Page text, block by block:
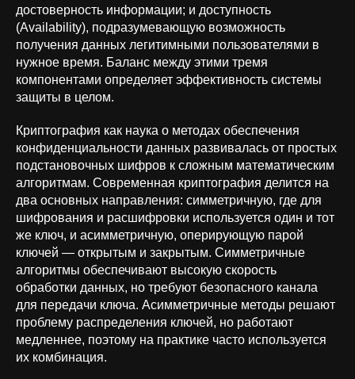
достоверность информации; и доступность
(Availability), подразумевающую возможность
получения данных легитимными пользователями в
нужное время. Баланс между этими тремя
компонентами определяет эффективность системы
защиты в целом.
Криптография как наука о методах обеспечения
конфиденциальности данных развивалась от простых
подстановочных шифров к сложным математическим
алгоритмам. Современная криптография делится на
два основных направления: симметричную, где для
шифрования и расшифровки используется один и тот
же ключ, и асимметричную, оперирующую парой
ключей — открытым и закрытым. Симметричные
алгоритмы обеспечивают высокую скорость
обработки данных, но требуют безопасного канала
для передачи ключа. Асимметричные методы решают
проблему распределения ключей, но работают
медленнее, поэтому на практике часто используется
их комбинация.